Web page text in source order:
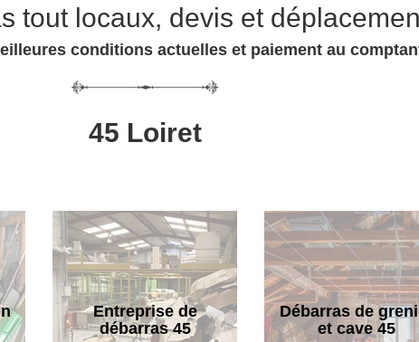
tout locaux, devis et
conditions actuelles et paiement au
45 Loiret
Entreprise de
débarras 45
Débarras de
et cave 45